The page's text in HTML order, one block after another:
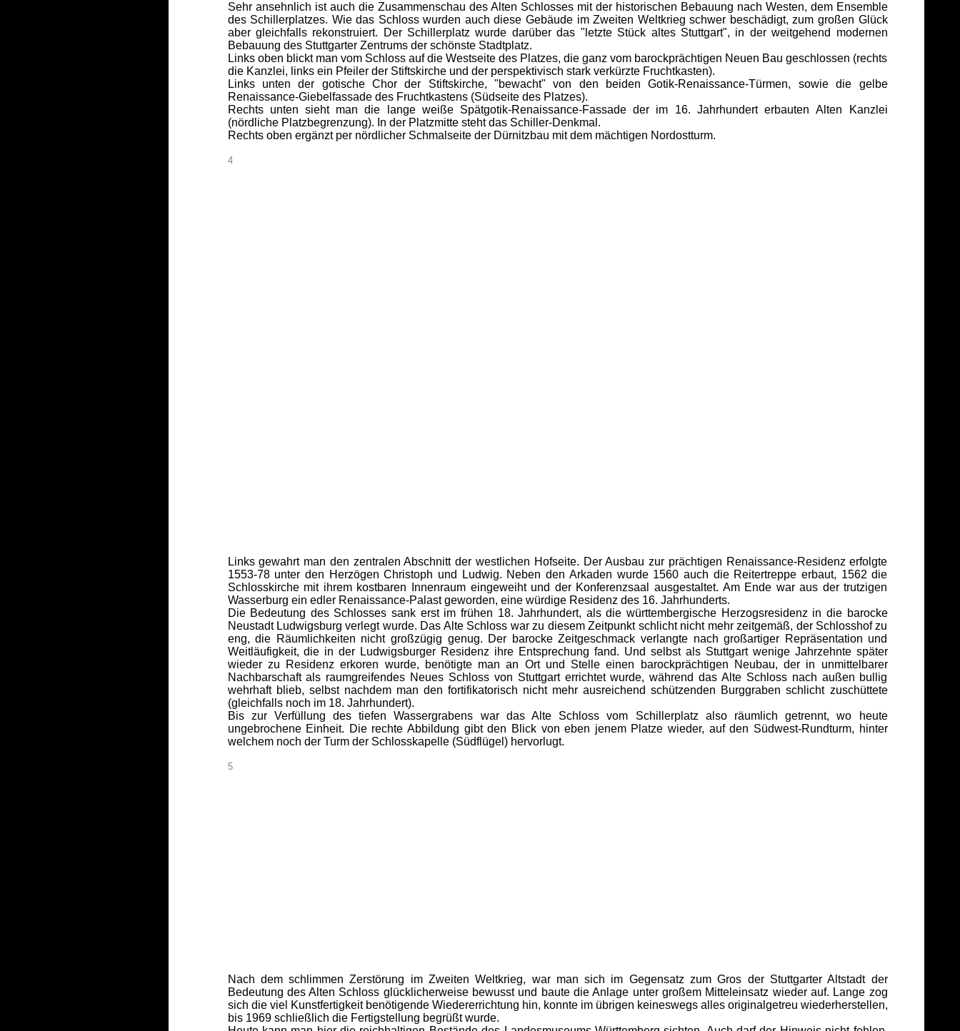
Sehr ansehnlich ist auch die Zusammenschau des Alten Schlosses mit der historischen Bebauung nach Westen, dem Ensemble
des Schillerplatzes. Wie das Schloss wurden auch diese Gebäude im Zweiten Weltkrieg schwer beschädigt, zum großen Glück
aber gleichfalls rekonstruiert. Der Schillerplatz wurde darüber das "letzte Stück altes Stuttgart", in der weitgehend modernen
Bebauung des Stuttgarter Zentrums der schönste Stadtplatz.
Links oben blickt man vom Schloss auf die Westseite des Platzes, die ganz vom barockprächtigen Neuen Bau geschlossen (rechts
die Kanzlei, links ein Pfeiler der Stiftskirche und der perspektivisch stark verkürzte Fruchtkasten).
Links unten der gotische Chor der Stiftskirche, "bewacht" von den beiden Gotik-Renaissance-Türmen, sowie die gelbe
Renaissance-Giebelfassade des Fruchtkastens (Südseite des Platzes).
Rechts unten sieht man die lange weiße Spätgotik-Renaissance-Fassade der im 16. Jahrhundert erbauten Alten Kanzlei
(nördliche Platzbegrenzung). In der Platzmitte steht das Schiller-Denkmal.
Rechts oben ergänzt per nördlicher Schmalseite der Dürnitzbau mit dem mächtigen Nordostturm.
4
Links gewahrt man den zentralen Abschnitt der westlichen Hofseite. Der Ausbau zur prächtigen Renaissance-Residenz erfolgte
1553-78 unter den Herzögen Christoph und Ludwig. Neben den Arkaden wurde 1560 auch die Reitertreppe erbaut, 1562 die
Schlosskirche mit ihrem kostbaren Innenraum eingeweiht und der Konferenzsaal ausgestaltet. Am Ende war aus der trutzigen
Wasserburg ein edler Renaissance-Palast geworden, eine würdige Residenz des 16. Jahrhunderts.
Die Bedeutung des Schlosses sank erst im frühen 18. Jahrhundert, als die württembergische Herzogsresidenz in die barocke
Neustadt Ludwigsburg verlegt wurde. Das Alte Schloss war zu diesem Zeitpunkt schlicht nicht mehr zeitgemäß, der Schlosshof zu
eng, die Räumlichkeiten nicht großzügig genug. Der barocke Zeitgeschmack verlangte nach großartiger Repräsentation und
Weitläufigkeit, die in der Ludwigsburger Residenz ihre Entsprechung fand. Und selbst als Stuttgart wenige Jahrzehnte später
wieder zu Residenz erkoren wurde, benötigte man an Ort und Stelle einen barockprächtigen Neubau, der in unmittelbarer
Nachbarschaft als raumgreifendes Neues Schloss von Stuttgart errichtet wurde, während das Alte Schloss nach außen bullig
wehrhaft blieb, selbst nachdem man den fortifikatorisch nicht mehr ausreichend schützenden Burggraben schlicht zuschüttete
(gleichfalls noch im 18. Jahrhundert).
Bis zur Verfüllung des tiefen Wassergrabens war das Alte Schloss vom Schillerplatz also räumlich getrennt, wo heute
ungebrochene Einheit. Die rechte Abbildung gibt den Blick von eben jenem Platze wieder, auf den Südwest-Rundturm, hinter
welchem noch der Turm der Schlosskapelle (Südflügel) hervorlugt.
5
Nach dem schlimmen Zerstörung im Zweiten Weltkrieg, war man sich im Gegensatz zum Gros der Stuttgarter Altstadt der
Bedeutung des Alten Schloss glücklicherweise bewusst und baute die Anlage unter großem Mitteleinsatz wieder auf. Lange zog
sich die viel Kunstfertigkeit benötigende Wiedererrichtung hin, konnte im übrigen keineswegs alles originalgetreu wiederherstellen,
bis 1969 schließlich die Fertigstellung begrüßt wurde.